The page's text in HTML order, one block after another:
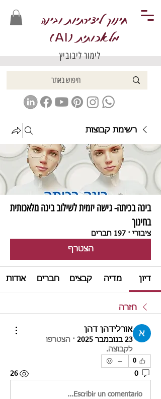
חינוך ליצירתיות ובינה
מלאכותית (AI
)
לימור ליבוביץ
רשימת קבוצות
בינה בכיתה- גישה יזמית לשילוב בינה מלאכותית
בחינוך
ציבורי · 197 חברים
הצטרף
דיון מדיה קבצים חברים אודות
חזרה
אורלידהן דהן
23 בנובמבר 2025 · הצטרפו
לקבוצה.
0
0
26
Escribir un comentario...